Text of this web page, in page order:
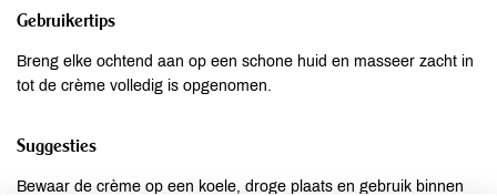
Gebruikertips
Breng elke ochtend aan op een schone huid en masseer zacht in
tot de crème volledig is opgenomen.
Suggesties
Bewaar de crème op een koele, droge plaats en gebruik binnen